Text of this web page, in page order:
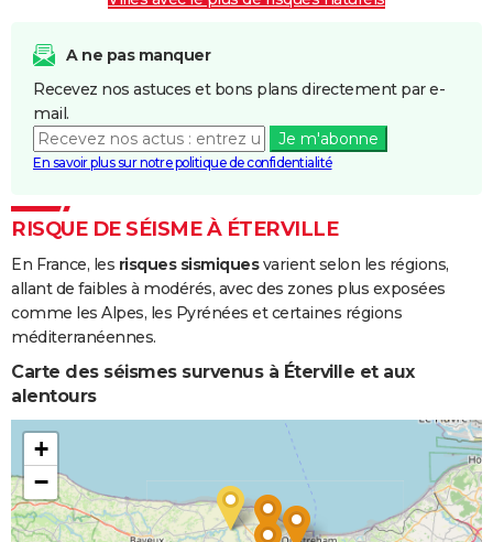
et/ou A ne pas manquer
Recevez nos astuces et bons plans directement par e-
mail.
Je m'abonne
En savoir plus sur notre politique de confidentialité
RISQUE DE SÉISME À ÉTERVILLE
En France, les risques sismiquesvarient selon les régions,
allant de faibles à modérés, avec des zones plus exposées
comme les Alpes, les Pyrénées et certaines régions
méditerranéennes.
Carte des séismes survenus à Éterville et aux
alentours
+
−